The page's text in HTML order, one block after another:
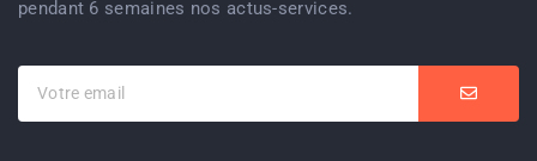
pendant 6 semaines nos actus-services.